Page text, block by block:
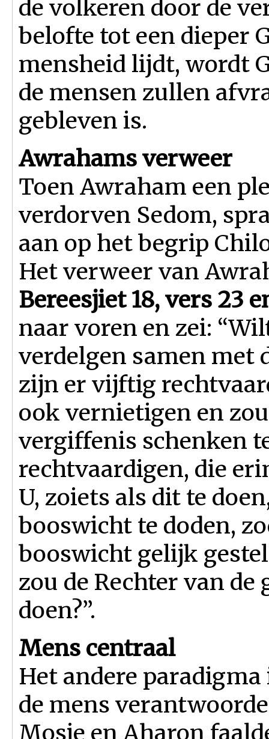
de volkeren door de
belofte tot een dieper
mensheid lijdt, wordt
de mensen zullen
gebleven is.
Awrahams verweer
Toen Awraham een
verdorven Sedom,
aan op het begrip
Het verweer van
Bereesjiet 18, vers 23
naar voren en zei:
verdelgen samen met
zijn er vijftig
ook vernietigen en
vergiffenis schenken
rechtvaardigen, die
U, zoiets als dit te
booswicht te doden,
booswicht gelijk
zou de Rechter van de
doen?”.
Mens centraal
Het andere
de mens
Mosje en Aharon